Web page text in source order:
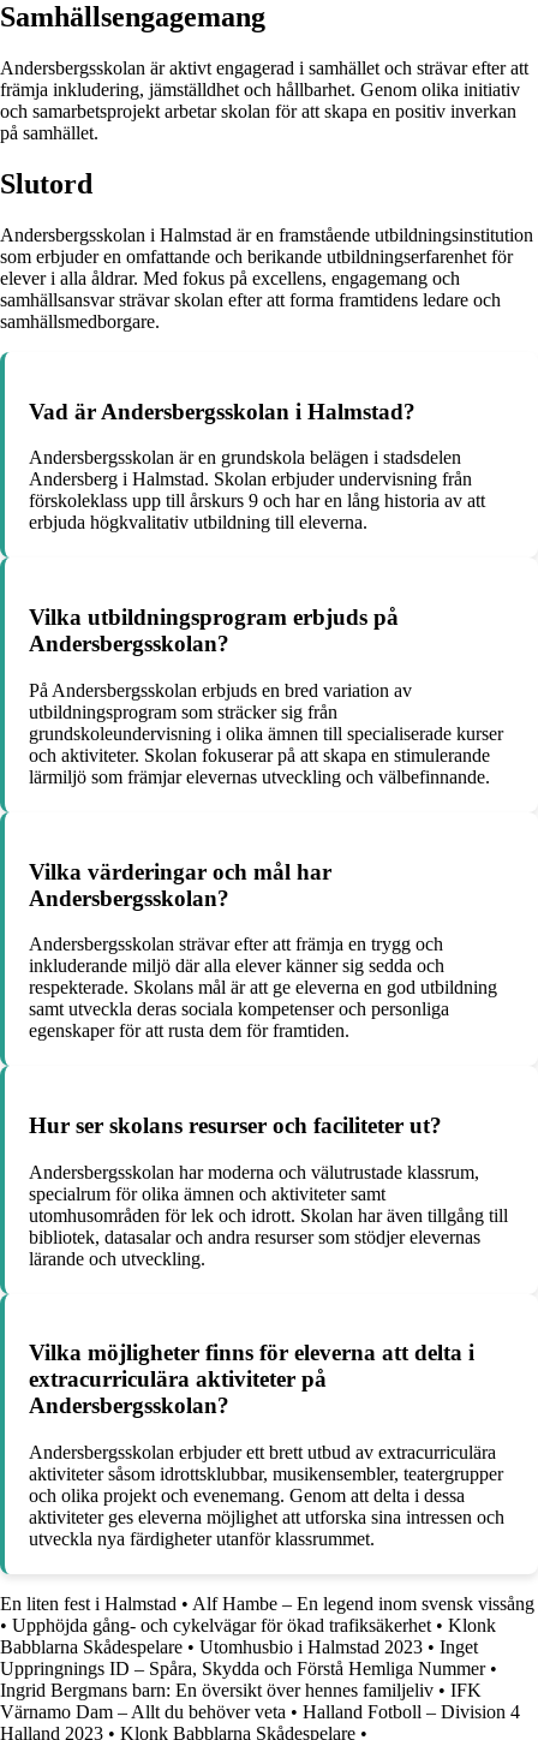
Samhällsengagemang
Andersbergsskolan är aktivt engagerad i samhället och strävar efter att
främja inkludering, jämställdhet och hållbarhet. Genom olika initiativ
och samarbetsprojekt arbetar skolan för att skapa en positiv inverkan
på samhället.
Slutord
Andersbergsskolan i Halmstad är en framstående utbildningsinstitution
som erbjuder en omfattande och berikande utbildningserfarenhet för
elever i alla åldrar. Med fokus på excellens, engagemang och
samhällsansvar strävar skolan efter att forma framtidens ledare och
samhällsmedborgare.
Vad är Andersbergsskolan i Halmstad?
Andersbergsskolan är en grundskola belägen i stadsdelen
Andersberg i Halmstad. Skolan erbjuder undervisning från
förskoleklass upp till årskurs 9 och har en lång historia av att
erbjuda högkvalitativ utbildning till eleverna.
Vilka utbildningsprogram erbjuds på
Andersbergsskolan?
På Andersbergsskolan erbjuds en bred variation av
utbildningsprogram som sträcker sig från
grundskoleundervisning i olika ämnen till specialiserade kurser
och aktiviteter. Skolan fokuserar på att skapa en stimulerande
lärmiljö som främjar elevernas utveckling och välbefinnande.
Vilka värderingar och mål har
Andersbergsskolan?
Andersbergsskolan strävar efter att främja en trygg och
inkluderande miljö där alla elever känner sig sedda och
respekterade. Skolans mål är att ge eleverna en god utbildning
samt utveckla deras sociala kompetenser och personliga
egenskaper för att rusta dem för framtiden.
Hur ser skolans resurser och faciliteter ut?
Andersbergsskolan har moderna och välutrustade klassrum,
specialrum för olika ämnen och aktiviteter samt
utomhusområden för lek och idrott. Skolan har även tillgång till
bibliotek, datasalar och andra resurser som stödjer elevernas
lärande och utveckling.
Vilka möjligheter finns för eleverna att delta i
extracurriculära aktiviteter på
Andersbergsskolan?
Andersbergsskolan erbjuder ett brett utbud av extracurriculära
aktiviteter såsom idrottsklubbar, musikensembler, teatergrupper
och olika projekt och evenemang. Genom att delta i dessa
aktiviteter ges eleverna möjlighet att utforska sina intressen och
utveckla nya färdigheter utanför klassrummet.
En liten fest i Halmstad • Alf Hambe – En legend inom svensk vissång
• Upphöjda gång- och cykelvägar för ökad trafiksäkerhet • Klonk
Babblarna Skådespelare • Utomhusbio i Halmstad 2023 • Inget
Uppringnings ID – Spåra, Skydda och Förstå Hemliga Nummer•
Ingrid Bergmans barn: En översikt över hennes familjeliv • IFK
Värnamo Dam – Allt du behöver veta • Halland Fotboll – Division 4
Halland 2023 • Klonk Babblarna Skådespelare •